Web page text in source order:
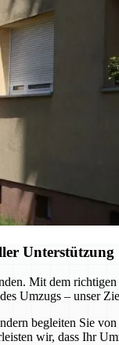
Unterstützung
Mit dem
Umzugs – unser
begleiten Sie
wir, dass Ihr